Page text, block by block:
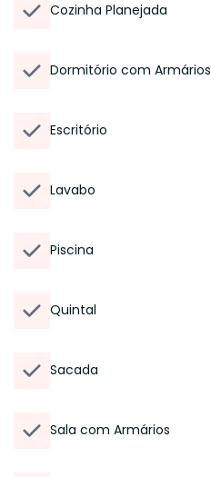
Cozinha Planejada
Dormitório com Armários
Escritório
Lavabo
Piscina
Quintal
Sacada
Sala com Armários